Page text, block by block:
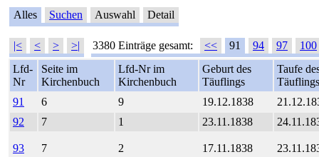
Alles Suchen Auswahl Detail
|< < > >| 3380 Einträge gesamt: << 91 94 97
100
Lfd-
Nr
Seite im
Kirchenbuch
Lfd-Nr im
Kirchenbuch
Geburt des
Täuflings
Taufe
Täuflings
91
6 9 19.12.1838
92
7 1 23.11.1838
93 7 2 17.11.1838